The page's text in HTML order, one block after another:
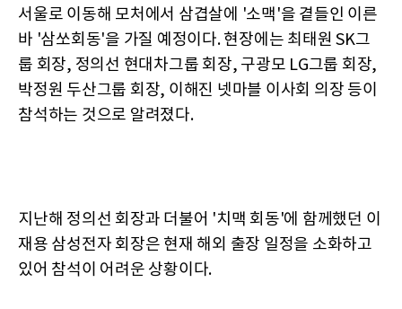
서울로 이동해 모처에서 삼겹살에 '소맥'을 곁들인 이른
바 '삼쏘회동'을 가질 예정이다. 현장에는 최태원 SK그
룹 회장, 정의선 현대차그룹 회장, 구광모 LG그룹 회장,
박정원 두산그룹 회장, 이해진 넷마블 이사회 의장 등이
참석하는 것으로 알려졌다.
지난해 정의선 회장과 더불어 '치맥 회동'에 함께했던 이
재용 삼성전자 회장은 현재 해외 출장 일정을 소화하고
있어 참석이 어려운 상황이다.